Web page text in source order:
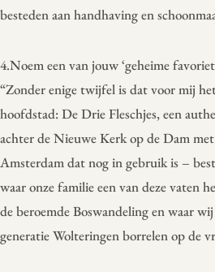
besteden aan handhaving en
4.Noem een van jouw ‘geheime
“Zonder enige twijfel is dat voor mij
hoofdstad: De Drie Fleschjes, een
achter de Nieuwe Kerk op de Dam
Amsterdam dat nog in gebruik is –
waar onze familie een van deze vaten
de beroemde Boswandeling en waar
generatie Wolteringen borrelen op de